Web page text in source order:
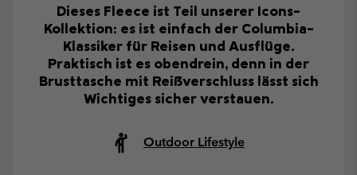
Dieses Fleece ist Teil unserer Icons-
Kollektion: es ist einfach der Columbia-
Klassiker für Reisen und Ausflüge.
Praktisch ist es obendrein, denn in der
Brusttasche mit Reißverschluss lässt sich
Wichtiges sicher verstauen.
Outdoor Lifestyle